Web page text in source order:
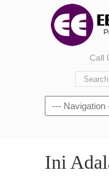
Call
Ini